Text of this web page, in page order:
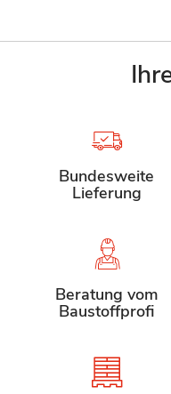
Bundesweite
Lieferung
Beratung vom
Baustoffprofi